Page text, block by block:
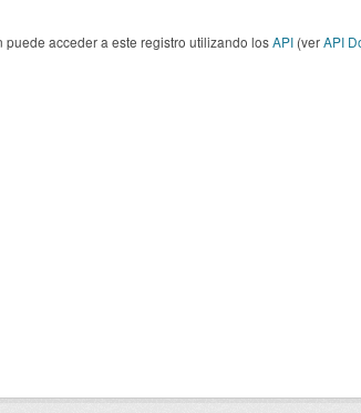
puede acceder a este registro utilizando losAPI (verAPI